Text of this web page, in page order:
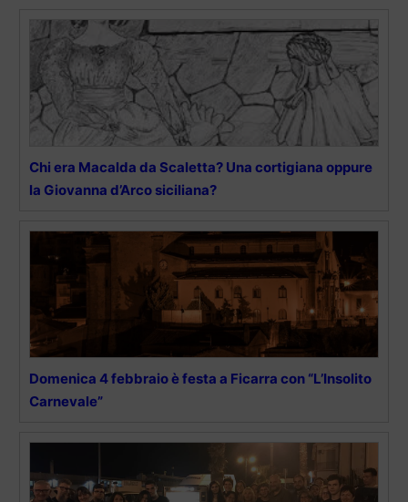
Chi era Macalda da Scaletta? Una cortigiana oppure
la Giovanna d’Arco siciliana?
Domenica 4 febbraio è festa a Ficarra con “L’Insolito
Carnevale”